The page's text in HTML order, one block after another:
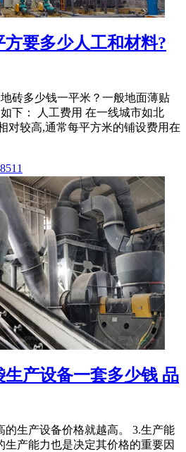
方要多少人工和材料?
砖多少钱一平米？一般地面薄贴
下： 人工费用 在一线城市如北
对较高,通常每平方米的铺设费用在
产设备一套多少钱 品
的生产设备价格就越高。 3.生产能
生产能力也是决定其价格的重要因